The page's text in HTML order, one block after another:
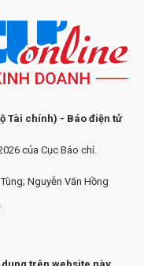
Tài chính) - Báo điện tử
của Cục Báo chí.
Nguyễn Văn Hồng